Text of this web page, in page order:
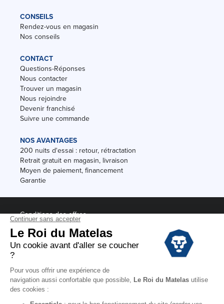
CONSEILS
Rendez-vous en magasin
Nos conseils
CONTACT
Questions-Réponses
Nous contacter
Trouver un magasin
Nous rejoindre
Devenir franchisé
Suivre une commande
NOS AVANTAGES
200 nuits d'essai : retour, rétractation
Retrait gratuit en magasin, livraison
Moyen de paiement, financement
Garantie
Conditions des offres
Black Friday
Destockage
Soldes
Conditions Générales de vente magasin
Conditions Générales de vente internet
Mentions Légales